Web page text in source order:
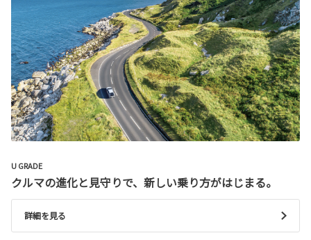
U GRADE
クルマの進化と見守りで、新しい乗り方がはじまる。
詳細を見る